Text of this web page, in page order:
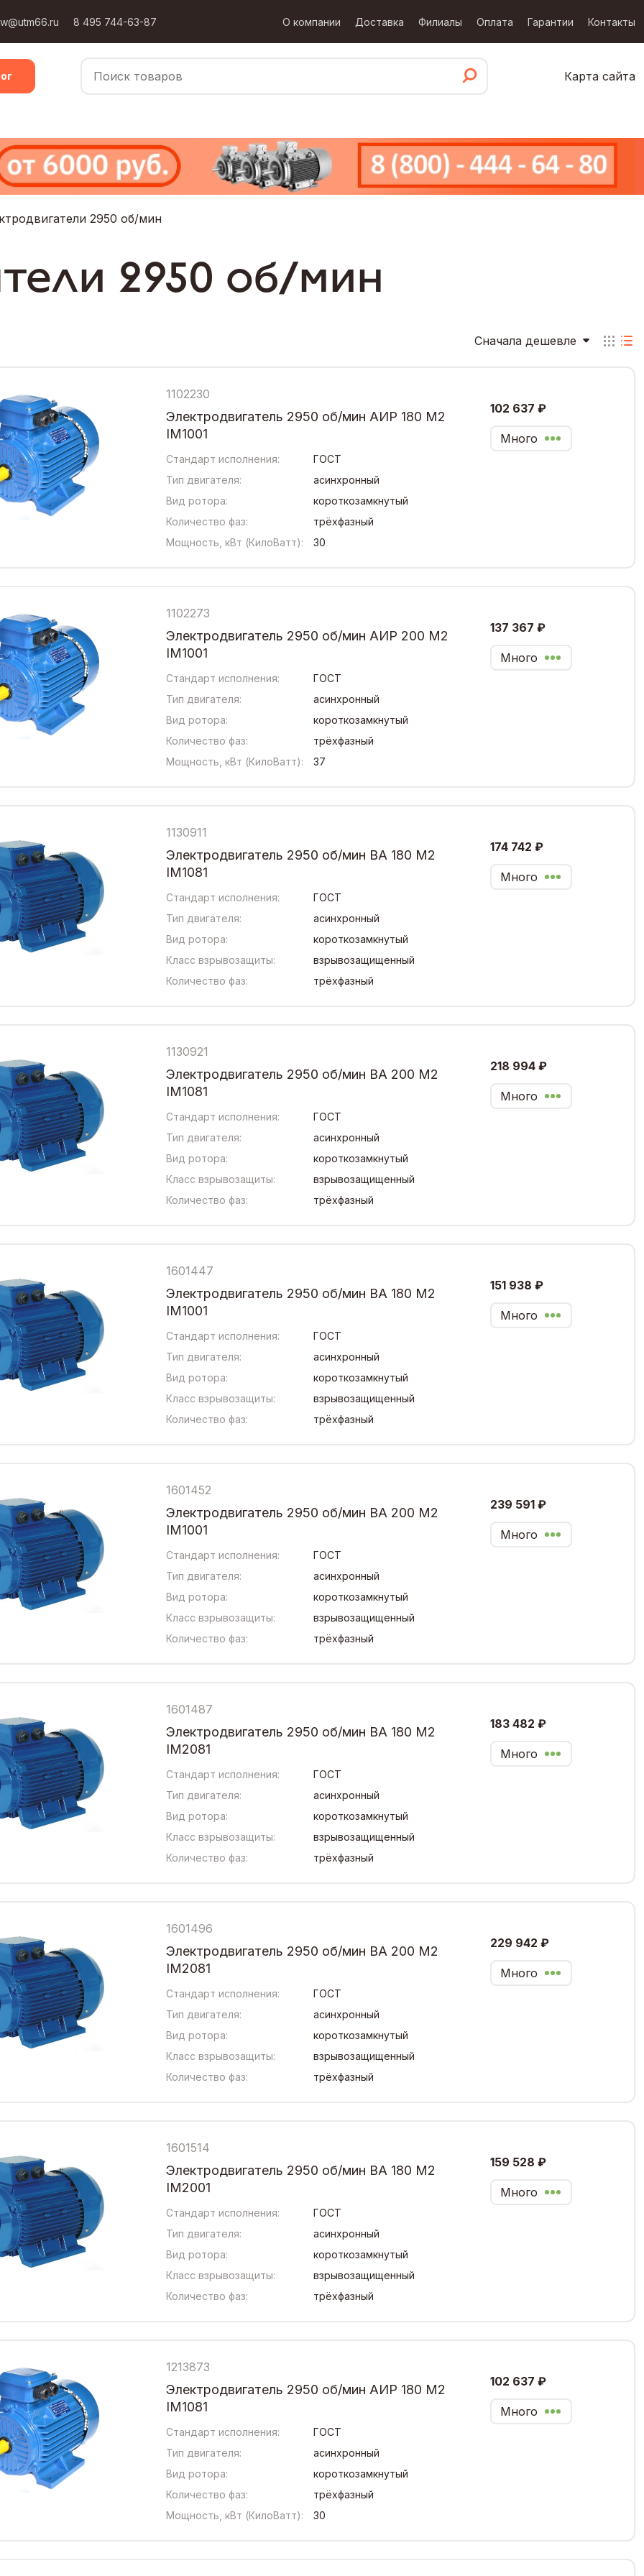
8 495 744-63-87 О компании Доставка Филиалы Оплата Гарантии Контакты
Карта сайта
2950 об/мин
2950 об/мин
Сначала дешевле
1102230
Электродвигатель 2950 об/мин АИР 180 М2
IM1001
Стандарт исполнения:
ГОСТ
Тип двигателя:
асинхронный
Вид ротора:
короткозамкнутый
Количество фаз:
трёхфазный
Мощность, кВт (КилоВатт):
30
102 637 ₽
Много
1102273
Электродвигатель 2950 об/мин АИР 200 М2
IM1001
Стандарт исполнения:
ГОСТ
Тип двигателя:
асинхронный
Вид ротора:
короткозамкнутый
Количество фаз:
трёхфазный
Мощность, кВт (КилоВатт):
37
137 367 ₽
Много
1130911
Электродвигатель 2950 об/мин ВА 180 М2
IM1081
Стандарт исполнения:
ГОСТ
Тип двигателя:
асинхронный
Вид ротора:
короткозамкнутый
Класс взрывозащиты:
взрывозащищенный
Количество фаз:
трёхфазный
174 742 ₽
Много
1130921
Электродвигатель 2950 об/мин ВА 200 М2
IM1081
Стандарт исполнения:
ГОСТ
Тип двигателя:
асинхронный
Вид ротора:
короткозамкнутый
Класс взрывозащиты:
взрывозащищенный
Количество фаз:
трёхфазный
218 994 ₽
Много
1601447
Электродвигатель 2950 об/мин ВА 180 М2
IM1001
Стандарт исполнения:
ГОСТ
Тип двигателя:
асинхронный
Вид ротора:
короткозамкнутый
Класс взрывозащиты:
взрывозащищенный
Количество фаз:
трёхфазный
151 938 ₽
Много
1601452
Электродвигатель 2950 об/мин ВА 200 М2
IM1001
Стандарт исполнения:
ГОСТ
Тип двигателя:
асинхронный
Вид ротора:
короткозамкнутый
Класс взрывозащиты:
взрывозащищенный
Количество фаз:
трёхфазный
239 591 ₽
Много
1601487
Электродвигатель 2950 об/мин ВА 180 М2
IM2081
Стандарт исполнения:
ГОСТ
Тип двигателя:
асинхронный
Вид ротора:
короткозамкнутый
Класс взрывозащиты:
взрывозащищенный
Количество фаз:
трёхфазный
183 482 ₽
Много
1601496
Электродвигатель 2950 об/мин ВА 200 М2
IM2081
Стандарт исполнения:
ГОСТ
Тип двигателя:
асинхронный
Вид ротора:
короткозамкнутый
Класс взрывозащиты:
взрывозащищенный
Количество фаз:
трёхфазный
229 942 ₽
Много
1601514
Электродвигатель 2950 об/мин ВА 180 М2
IM2001
Стандарт исполнения:
ГОСТ
Тип двигателя:
асинхронный
Вид ротора:
короткозамкнутый
Класс взрывозащиты:
взрывозащищенный
Количество фаз:
трёхфазный
159 528 ₽
Много
1213873
Электродвигатель 2950 об/мин АИР 180 М2
IM1081
Стандарт исполнения:
ГОСТ
Тип двигателя:
асинхронный
Вид ротора:
короткозамкнутый
Количество фаз:
трёхфазный
Мощность, кВт (КилоВатт):
30
102 637 ₽
Много